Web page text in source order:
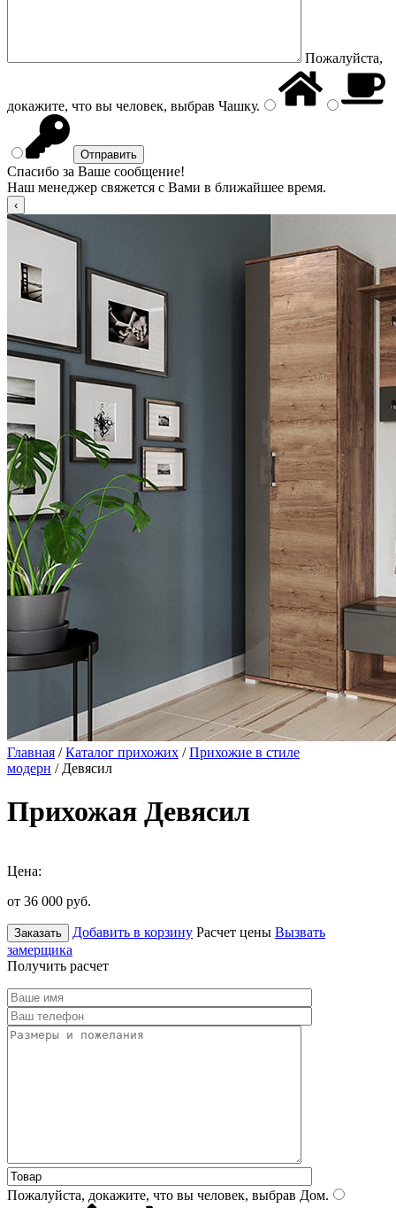
Пожалуйста,
докажите, что вы человек, выбрав Чашку.
Спасибо за Ваше сообщение!
Наш менеджер свяжется с Вами в ближайшее время.
Главная /Каталог прихожих /Прихожие в стиле
модерн / Девясил
Прихожая Девясил
Цена:
от 36 000 руб.
Заказать Добавить в корзину Расчет цены Вызвать
замерщика
Получить расчет
Пожалуйста, докажите, что вы человек, выбрав Дом.